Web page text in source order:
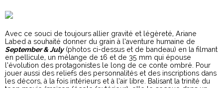
Avec ce souci de toujours allier gravité et légèreté, Ariane
Labed a souhaité donner du grain à l’aventure humaine de
September & July(photos ci-dessus et de bandeau) en la filmant
en pellicule, un mélange de 16 et de 35 mm qui épouse
l’évolution des protagonistes le long de ce conte ombré. Pour
jouer aussi des reliefs des personnalités et des inscriptions dans
les décors, à la fois intérieurs et à l’air libre. Balisant la trinité du